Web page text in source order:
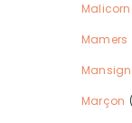
Mamers
Marçon